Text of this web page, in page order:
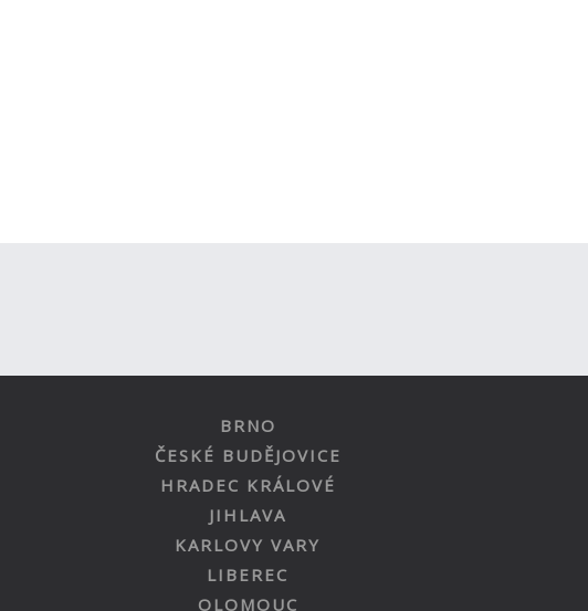
BRNO
ČESKÉ BUDĚJOVICE
HRADEC KRÁLOVÉ
JIHLAVA
KARLOVY VARY
LIBEREC
OLOMOUC